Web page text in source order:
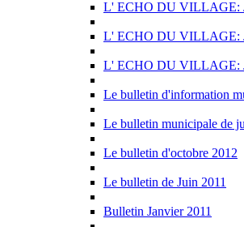
L' ECHO DU VILLAGE:
L' ECHO DU VILLAGE:
L' ECHO DU VILLAGE:
Le bulletin d'information
Le bulletin municipale de
Le bulletin d'octobre 2012
Le bulletin de Juin 2011
Bulletin Janvier 2011